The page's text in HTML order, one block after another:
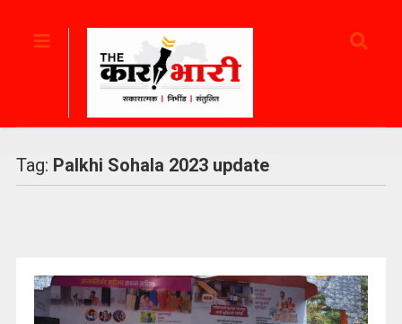
Tag: Palkhi Sohala 2023 update